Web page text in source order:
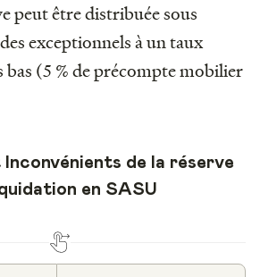
peut être distribuée sous
exceptionnels à un taux
(5 % de précompte mobilier
de la réserve
en SASU